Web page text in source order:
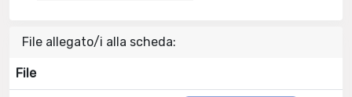
File allegato/i alla scheda:
File